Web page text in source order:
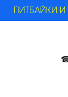
ПИТБАЙКИ И